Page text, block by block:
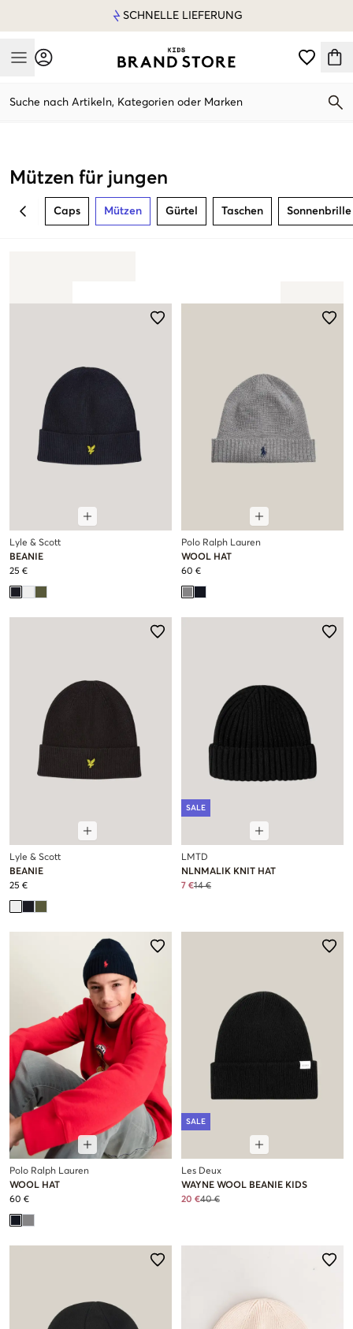
SCHNELLE LIEFERUNG
Mobile Menu
Suche nach Artikeln, Kategorien oder Marken
Mützen für jungen
BACK Caps Mützen Gürtel Taschen Sonnenbrille
Lyle & Scott
BEANIE
25 €
Polo Ralph Lauren
WOOL HAT
60 €
Lyle & Scott
BEANIE
25 €
SALE
LMTD
NLNMALIK KNIT HAT
7 €14 €
Polo Ralph Lauren
WOOL HAT
60 €
SALE
Les Deux
WAYNE WOOL BEANIE KIDS
20 €40 €